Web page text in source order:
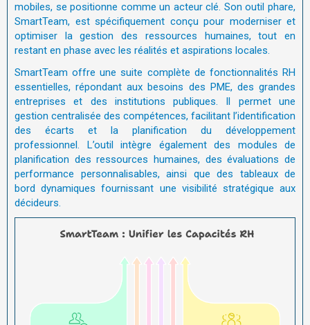
mobiles, se positionne comme un acteur clé. Son outil phare,
SmartTeam, est spécifiquement conçu pour moderniser et
optimiser la gestion des ressources humaines, tout en
restant en phase avec les réalités et aspirations locales.
SmartTeam offre une suite complète de fonctionnalités RH
essentielles, répondant aux besoins des PME, des grandes
entreprises et des institutions publiques. Il permet une
gestion centralisée des compétences, facilitant l’identification
des écarts et la planification du développement
professionnel. L’outil intègre également des modules de
planification des ressources humaines, des évaluations de
performance personnalisables, ainsi que des tableaux de
bord dynamiques fournissant une visibilité stratégique aux
décideurs.